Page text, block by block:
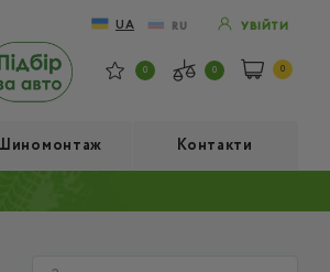
UA RU УВІЙТИ
0 0 0
Контакти